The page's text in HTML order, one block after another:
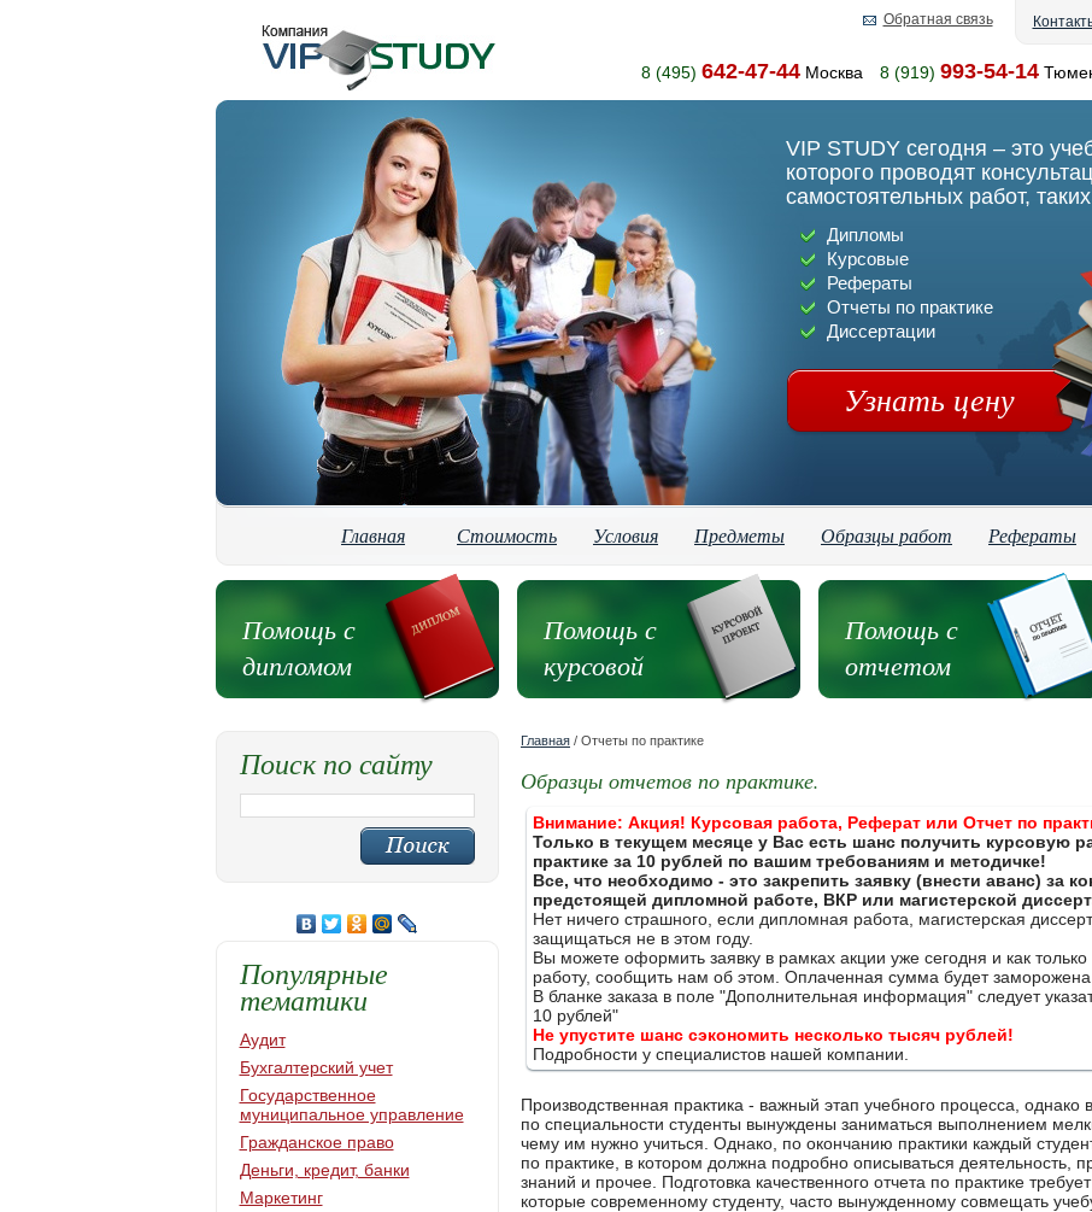
Обратная связь
8 (495) 642-47-44Москва 8 (919) 993-54-14
VIP STUDY сегодня – это
которого проводят
самостоятельных работ,
Дипломы
Курсовые
Рефераты
Отчеты по практике
Диссертации
Узнать цену
Главная Стоимость Условия Предметы Образцы работ Рефераты
Помощь с
дипломом
Помощь с
курсовой
Помощь с
отчетом
Главная / Отчеты по практике
Образцы отчетов по практике.
Внимание: Акция! Курсовая работа, Реферат или Отчет по
Только в текущем месяце у Вас есть шанс получить курсовую
практике за 10 рублей по вашим требованиям и методичке!
Все, что необходимо - это закрепить заявку (внести аванс) за
предстоящей дипломной работе, ВКР или магистерской
Нет ничего страшного, если дипломная работа, магистерская
защищаться не в этом году.
Вы можете оформить заявку в рамках акции уже сегодня и как
работу, сообщить нам об этом. Оплаченная сумма будет
В бланке заказа в поле "Дополнительная информация" следует
10 рублей"
Не упустите шанс сэкономить несколько тысяч рублей!
Подробности у специалистов нашей компании.
Производственная практика - важный этап учебного процесса, однако
по специальности студенты вынуждены заниматься выполнением
чему им нужно учиться. Однако, по окончанию практики каждый
по практике, в котором должна подробно описываться деятельность,
знаний и прочее. Подготовка качественного отчета по практике
которые современному студенту, часто вынужденному совмещать
Поиск по сайту
Популярные
тематики
Аудит
Бухгалтерский учет
Государственное
муниципальное управление
Гражданское право
Деньги, кредит, банки
Маркетинг